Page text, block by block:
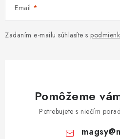
Email
Zadaním e-mailu súhlasíte s
Pomôžeme
Potrebujete s niečím
magsy@